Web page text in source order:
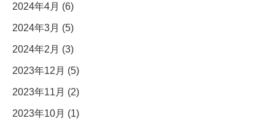
2024年4月 (6)
2024年3月 (5)
2024年2月 (3)
2023年12月 (5)
2023年11月 (2)
2023年10月 (1)